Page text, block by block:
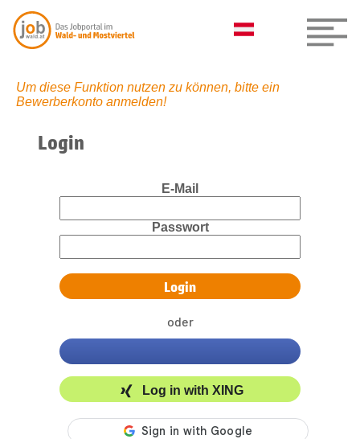
Um diese Funktion nutzen zu können, bitte ein
Bewerberkonto anmelden!
Login
E-Mail
Passwort
oder
Log in with XING